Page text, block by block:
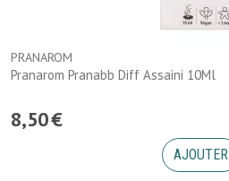
PRANAROM
Pranarom Pranabb Diff Assaini 10Ml
8,50€
AJOUTER